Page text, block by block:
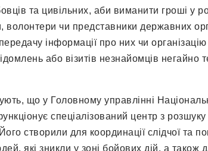
та цивільних, аби виманити гроші у
волонтери чи представники державних
інформації про них чи організацію
або візитів незнайомців негайно
що у Головному управлінні
спеціалізований центр з розшуку
створили для координації слідчої та
які зникли у зоні бойових дій, а також